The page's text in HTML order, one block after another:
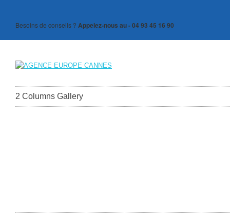
Besoins de conseils ? Appelez-nous au - 04 93 45 16 90
2 Columns Gallery